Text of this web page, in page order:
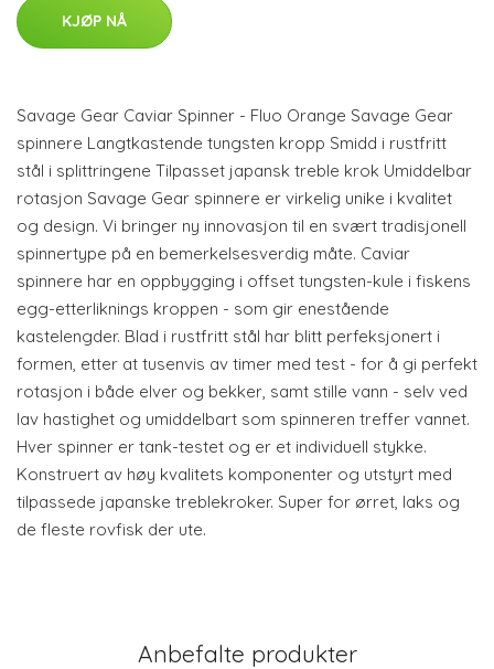
KJØP NÅ
Savage Gear Caviar Spinner - Fluo Orange Savage Gear
spinnere Langtkastende tungsten kropp Smidd i rustfritt
stål i splittringene Tilpasset japansk treble krok Umiddelbar
rotasjon Savage Gear spinnere er virkelig unike i kvalitet
og design. Vi bringer ny innovasjon til en svært tradisjonell
spinnertype på en bemerkelsesverdig måte. Caviar
spinnere har en oppbygging i offset tungsten-kule i fiskens
egg-etterliknings kroppen - som gir enestående
kastelengder. Blad i rustfritt stål har blitt perfeksjonert i
formen, etter at tusenvis av timer med test - for å gi perfekt
rotasjon i både elver og bekker, samt stille vann - selv ved
lav hastighet og umiddelbart som spinneren treffer vannet.
Hver spinner er tank-testet og er et individuell stykke.
Konstruert av høy kvalitets komponenter og utstyrt med
tilpassede japanske treblekroker. Super for ørret, laks og
de fleste rovfisk der ute.
Anbefalte produkter